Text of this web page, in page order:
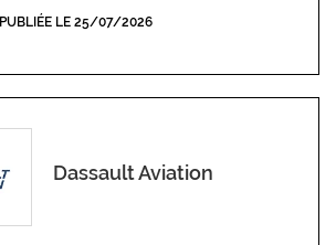
PUBLIÉE LE 25/07/2026
Dassault Aviation